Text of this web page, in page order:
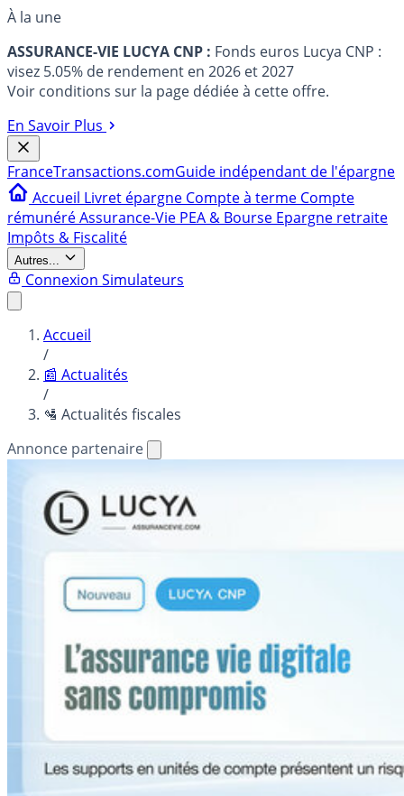
À la une
ASSURANCE-VIE LUCYA CNP : Fonds euros Lucya CNP :
visez 5.05% de rendement en 2026 et 2027
Voir conditions sur la page dédiée à cette offre.
En Savoir Plus
FranceTransactions.comGuide indépendant de l'épargne
Accueil Livret épargne Compte à terme Compte
rémunéréAssurance-Vie PEA & Bourse Epargne retraite
Impôts & Fiscalité
Autres...
Connexion Simulateurs
Accueil
/
📰 Actualités
/
🛂 Actualités fiscales
Annonce partenaire